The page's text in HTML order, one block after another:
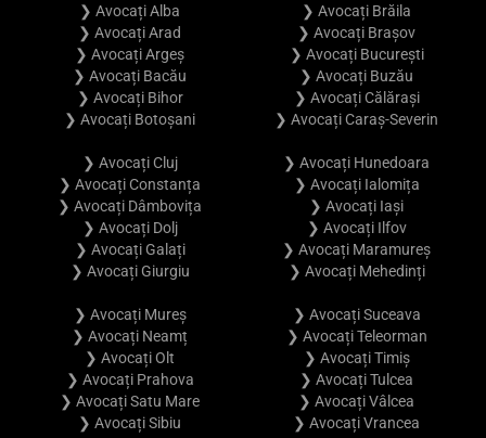
❯ Avocați Alba
❯ Avocați Arad
❯ Avocați Argeș
❯ Avocați Bacău
❯ Avocați Bihor
❯ Avocați Botoșani
❯ Avocați Brăila
❯ Avocați Brașov
❯ Avocați București
❯ Avocați Buzău
❯ Avocați Călărași
❯ Avocați Caraș-Severin
❯ Avocați Cluj
❯ Avocați Constanța
❯ Avocați Dâmbovița
❯ Avocați Dolj
❯ Avocați Galați
❯ Avocați Giurgiu
❯ Avocați Hunedoara
❯ Avocați Ialomița
❯ Avocați Iași
❯ Avocați Ilfov
❯ Avocați Maramureș
❯ Avocați Mehedinți
❯ Avocați Mureș
❯ Avocați Neamț
❯ Avocați Olt
❯ Avocați Prahova
❯ Avocați Satu Mare
❯ Avocați Sibiu
❯ Avocați Suceava
❯ Avocați Teleorman
❯ Avocați Timiș
❯ Avocați Tulcea
❯ Avocați Vâlcea
❯ Avocați Vrancea